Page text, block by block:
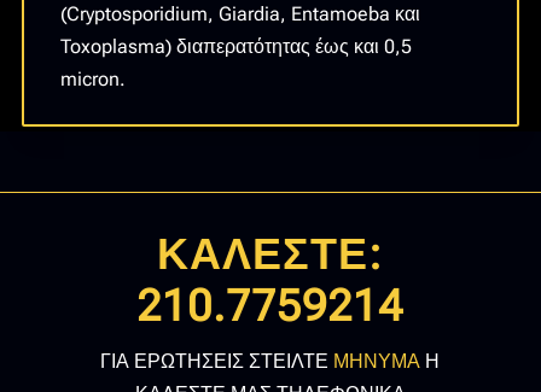
(Cryptosporidium, Giardia, Entamoeba και
Toxoplasma) διαπερατότητας έως και 0,5
micron.
ΚΑΛΕΣΤΕ:
210.7759214
ΓΙΑ ΕΡΩΤΗΣΕΙΣ ΣΤΕΙΛΤΕ ΜΗΝΥΜΑ Η